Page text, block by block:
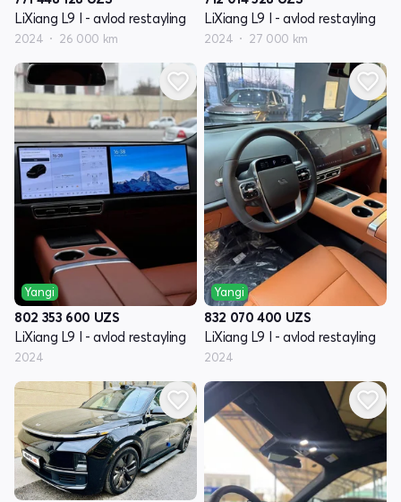
LiXiang L9 I - avlod restayling
2024 26 000 km
LiXiang L9 I - avlod restayling
2024 27 000 km
Yangi
802 353 600 UZS
LiXiang L9 I - avlod restayling
2024
Yangi
832 070 400 UZS
LiXiang L9 I - avlod restayling
2024